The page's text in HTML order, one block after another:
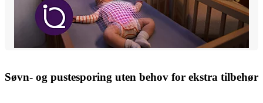
Søvn- og pustesporing uten behov for ekstra tilbehør